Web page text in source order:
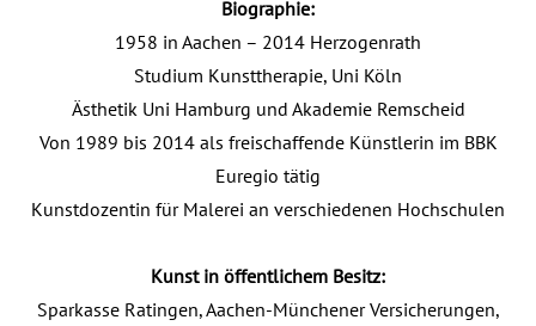
Biographie:
1958 in Aachen – 2014 Herzogenrath
Studium Kunsttherapie, Uni Köln
Ästhetik Uni Hamburg und Akademie Remscheid
Von 1989 bis 2014 als freischaffende Künstlerin im BBK
Euregio tätig
Kunstdozentin für Malerei an verschiedenen Hochschulen
Kunst in öffentlichem Besitz:
Sparkasse Ratingen, Aachen-Münchener Versicherungen,